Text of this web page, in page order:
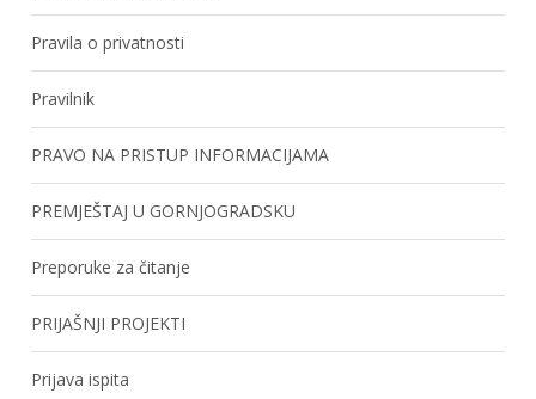
Pravila o privatnosti
Pravilnik
PRAVO NA PRISTUP INFORMACIJAMA
PREMJEŠTAJ U GORNJOGRADSKU
Preporuke za čitanje
PRIJAŠNJI PROJEKTI
Prijava ispita